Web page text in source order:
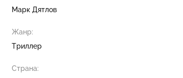
Марк Дятлов
Жанр:
Триллер
Страна: